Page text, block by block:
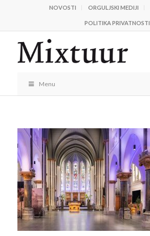
NOVOSTI ORGULJSKI MEDIJI
POLITIKA PRIVATNOSTI
Menu